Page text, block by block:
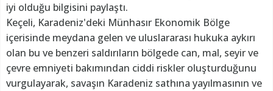
iyi olduğu bilgisini paylaştı.
Keçeli, Karadeniz'deki Münhasır Ekonomik Bölge
içerisinde meydana gelen ve uluslararası hukuka aykırı
olan bu ve benzeri saldırıların bölgede can, mal, seyir ve
çevre emniyeti bakımından ciddi riskler oluşturduğunu
vurgulayarak, savaşın Karadeniz sathına yayılmasının ve